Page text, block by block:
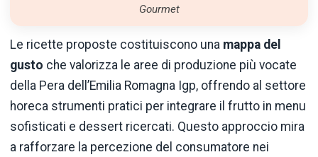
Gourmet
Le ricette proposte costituiscono una mappa del
gusto che valorizza le aree di produzione più vocate
della Pera dell’Emilia Romagna Igp, offrendo al settore
horeca strumenti pratici per integrare il frutto in menu
sofisticati e dessert ricercati. Questo approccio mira
a rafforzare la percezione del consumatore nei